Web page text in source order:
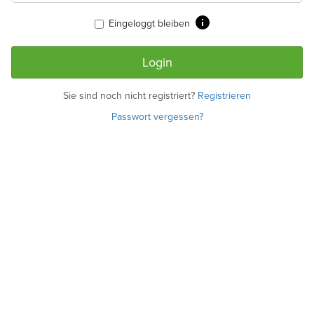
Eingeloggt bleiben
Sie sind noch nicht registriert? Registrieren
Passwort vergessen?